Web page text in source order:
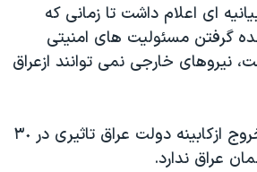
ای اعلام داشت تا زمانی که
گرفتن مسئوليت های امنيتی
نيروهای خارجی نمی توانند ازعراق
تصميم صدردرمورد خروج ازکابينه دولت عراق تاثيری در ٣٠
عراق ندارد.